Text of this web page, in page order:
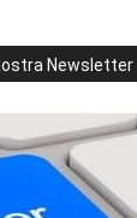
Newsletter